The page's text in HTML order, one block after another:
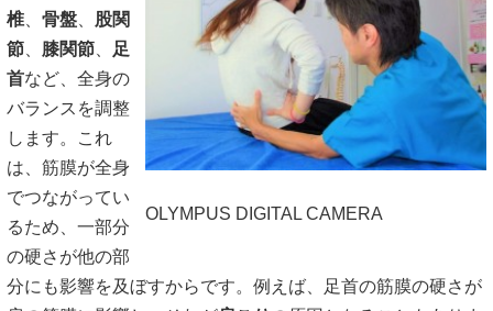
OLYMPUS DIGITAL CAMERA
椎
骨盤
股関
節
膝関節
足
首など、全身の
バランスを調整
します。これ
は、筋膜が全身
でつながってい
るため、一部分
の硬さが他の部
分にも影響を及ぼすからです。例えば、足首の筋膜の硬さが